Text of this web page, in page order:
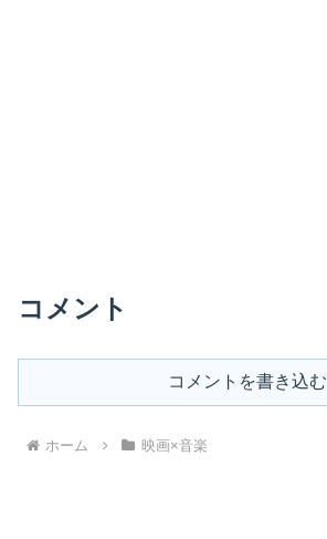
コメント
コメントを書き込む
ホーム 映画×音楽